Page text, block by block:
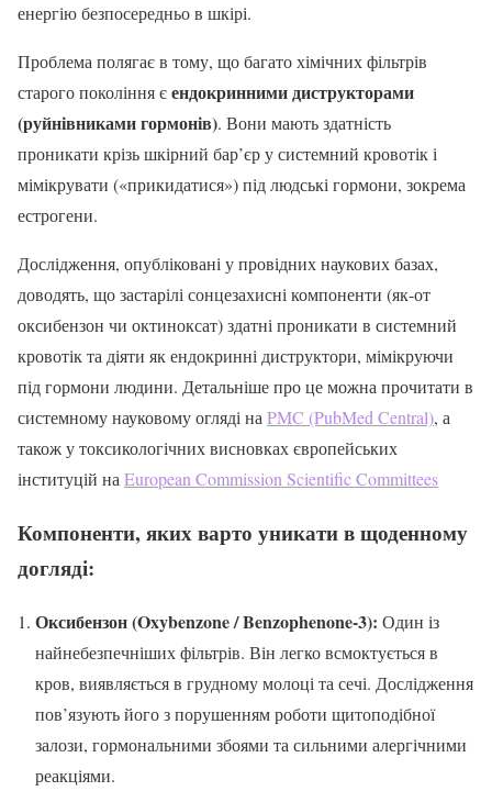
енергію безпосередньо в шкірі.
Проблема полягає в тому, що багато хімічних фільтрів
старого покоління єендокринними диструкторами
(руйнівниками гормонів). Вони мають здатність
проникати крізь шкірний бар’єр у системний кровотік і
мімікрувати («прикидатися») під людські гормони, зокрема
естрогени.
Дослідження, опубліковані у провідних наукових базах,
доводять, що застарілі сонцезахисні компоненти (як-от
оксибензон чи октиноксат) здатні проникати в системний
кровотік та діяти як ендокринні диструктори, мімікруючи
під гормони людини. Детальніше про це можна прочитати в
системному науковому огляді на PMC (PubMed Central), а
також у токсикологічних висновках європейських
інституцій на European Commission Scientific Committees
Компоненти, яких варто уникати в щоденному
догляді:
Оксибензон (Oxybenzone / Benzophenone-3): Один із
найнебезпечніших фільтрів. Він легко всмоктується в
кров, виявляється в грудному молоці та сечі. Дослідження
пов’язують його з порушенням роботи щитоподібної
залози, гормональними збоями та сильними алергічними
реакціями.